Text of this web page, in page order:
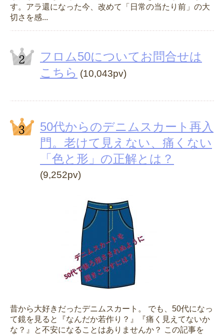
す。アラ還になった今、改めて「日常の当たり前」の大
切さを感...
フロム50についてお問合せは
こちら (10,043pv)
50代からのデニムスカート再入
門。老けて見えない、痛くない
「色と形」の正解とは？
(9,252pv)
昔から大好きだったデニムスカート。 でも、50代になっ
て鏡を見ると『なんだか若作り？』『痛く見えてないか
な？』と不安になることはありませんか？ この記事を